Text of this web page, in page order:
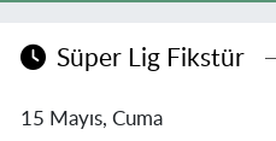
Süper Lig Fikstür
15 Mayıs, Cuma